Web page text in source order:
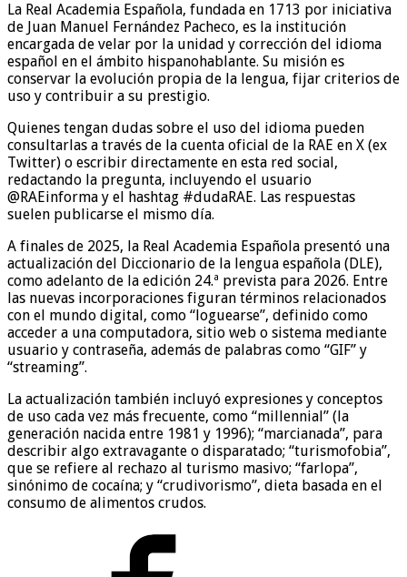
La Real Academia Española, fundada en 1713 por iniciativa
de Juan Manuel Fernández Pacheco, es la institución
encargada de velar por la unidad y corrección del idioma
español en el ámbito hispanohablante. Su misión es
conservar la evolución propia de la lengua, fijar criterios de
uso y contribuir a su prestigio.
Quienes tengan dudas sobre el uso del idioma pueden
consultarlas a través de la cuenta oficial de la RAE en X (ex
Twitter) o escribir directamente en esta red social,
redactando la pregunta, incluyendo el usuario
@RAEinforma y el hashtag #dudaRAE. Las respuestas
suelen publicarse el mismo día.
A finales de 2025, la Real Academia Española presentó una
actualización del Diccionario de la lengua española (DLE),
como adelanto de la edición 24.ª prevista para 2026. Entre
las nuevas incorporaciones figuran términos relacionados
con el mundo digital, como “loguearse”, definido como
acceder a una computadora, sitio web o sistema mediante
usuario y contraseña, además de palabras como “GIF” y
“streaming”.
La actualización también incluyó expresiones y conceptos
de uso cada vez más frecuente, como “millennial” (la
generación nacida entre 1981 y 1996); “marcianada”, para
describir algo extravagante o disparatado; “turismofobia”,
que se refiere al rechazo al turismo masivo; “farlopa”,
sinónimo de cocaína; y “crudivorismo”, dieta basada en el
consumo de alimentos crudos.